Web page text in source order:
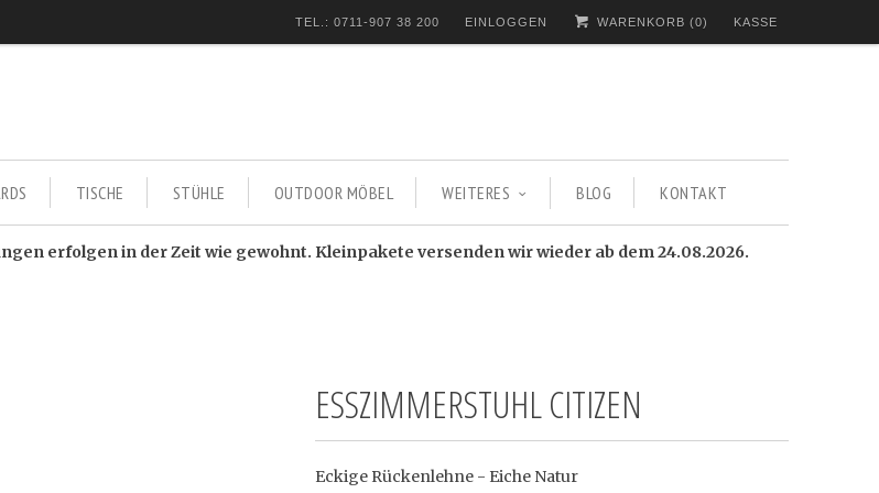
TEL.: 0711-907 38 200 EINLOGGEN WARENKORB (0) KASSE
TISCHE STÜHLE OUTDOOR MÖBEL WEITERES BLOG KONTAKT
erfolgen in der Zeit wie gewohnt. Kleinpakete versenden wir wieder ab dem 24.08.2026.
ESSZIMMERSTUHL CITIZEN
Eckige Rückenlehne - Eiche Natur